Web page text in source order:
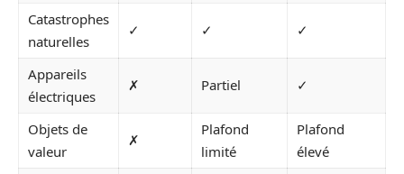
Catastrophes
naturelles
✓ ✓ ✓
Appareils
électriques
✗ Partiel ✓
Objets de
valeur
✗
Plafond
limité
Plafond
élevé